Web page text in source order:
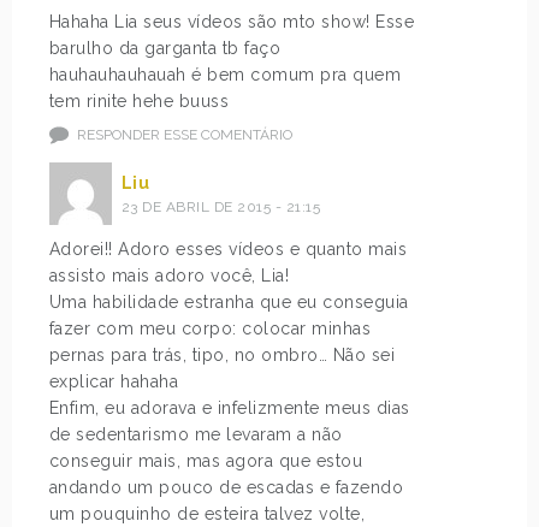
Hahaha Lia seus vídeos são mto show! Esse
barulho da garganta tb faço
hauhauhauhauah é bem comum pra quem
tem rinite hehe buuss
RESPONDER ESSE COMENTÁRIO
Liu
23 DE ABRIL DE 2015 - 21:15
Adorei!! Adoro esses vídeos e quanto mais
assisto mais adoro você, Lia!
Uma habilidade estranha que eu conseguia
fazer com meu corpo: colocar minhas
pernas para trás, tipo, no ombro… Não sei
explicar hahaha
Enfim, eu adorava e infelizmente meus dias
de sedentarismo me levaram a não
conseguir mais, mas agora que estou
andando um pouco de escadas e fazendo
um pouquinho de esteira talvez volte,